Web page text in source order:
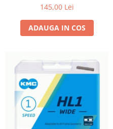
145,00 Lei
ADAUGA IN COS